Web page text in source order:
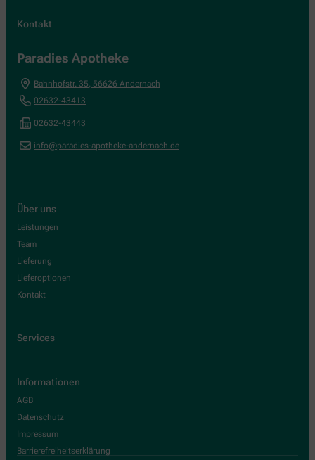
Kontakt
Paradies Apotheke
Bahnhofstr. 35, 56626 Andernach
02632-43413
02632-43443
info@paradies-apotheke-andernach.de
Über uns
Leistungen
Team
Lieferung
Lieferoptionen
Kontakt
Services
Informationen
AGB
Datenschutz
Impressum
Barrierefreiheitserklärung